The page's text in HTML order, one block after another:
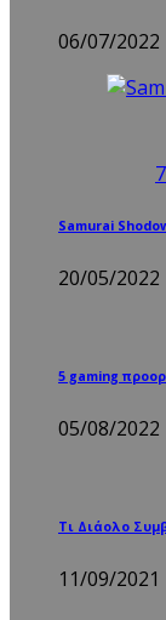
06/07/2022
7
Samurai
20/05/2022
5 gaming
05/08/2022
Τι Διάολο
11/09/2021